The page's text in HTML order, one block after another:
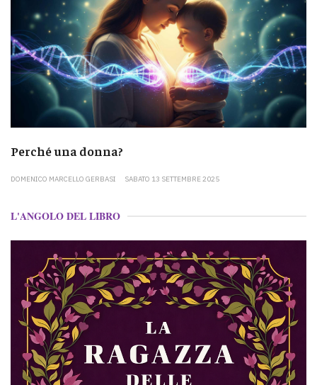
Perché una donna?
DOMENICO MARCELLO GERBASI SABATO 13 SETTEMBRE 2025
L'ANGOLO DEL LIBRO